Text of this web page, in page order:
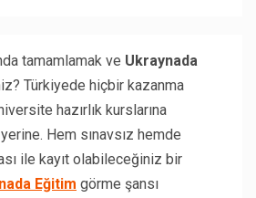
tamamlamak ve Ukraynada
Türkiyede hiçbir kazanma
hazırlık kurslarına
Hem sınavsız hemde
ile kayıt olabileceğiniz bir
Eğitim görme şansı